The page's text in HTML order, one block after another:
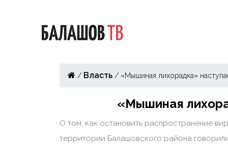
/ Власть / «Мышиная лихорадка»
«Мышиная
О том, как остановить распространение
территории Балашовского района